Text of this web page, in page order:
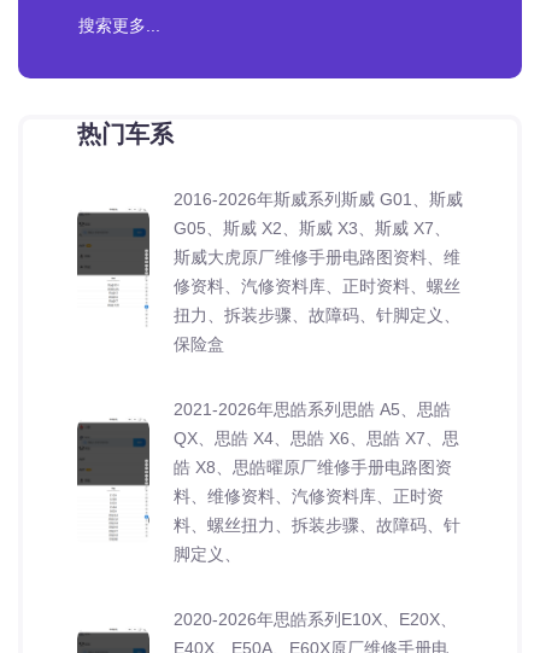
热门车系
2016-2026年斯威系列斯威 G01、斯威
G05、斯威 X2、斯威 X3、斯威 X7、
斯威大虎原厂维修手册电路图资料、维
修资料、汽修资料库、正时资料、螺丝
扭力、拆装步骤、故障码、针脚定义、
保险盒
2021-2026年思皓系列思皓 A5、思皓
QX、思皓 X4、思皓 X6、思皓 X7、思
皓 X8、思皓曜原厂维修手册电路图资
料、维修资料、汽修资料库、正时资
料、螺丝扭力、拆装步骤、故障码、针
脚定义、
2020-2026年思皓系列E10X、E20X、
E40X、E50A、E60X原厂维修手册电